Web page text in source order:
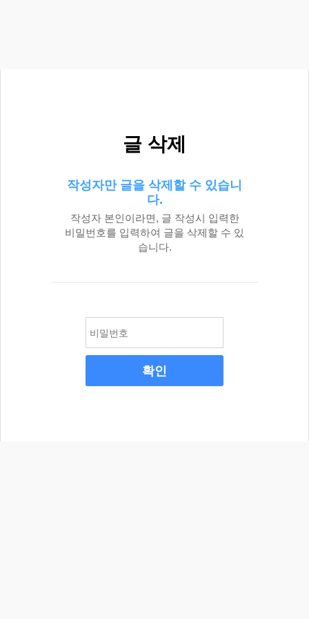
글 삭제
작성자만 글을 삭제할 수 있습니
다.
작성자 본인이라면, 글 작성시 입력한
비밀번호를 입력하여 글을 삭제할 수 있
습니다.